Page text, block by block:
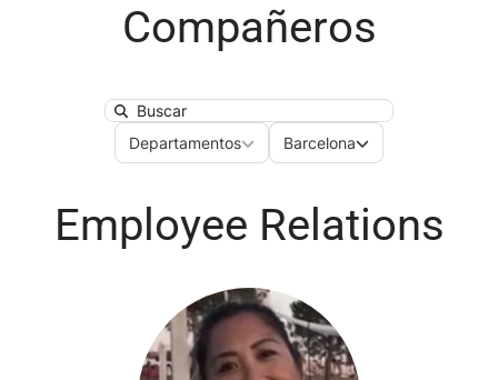
Compañeros
Search
Departamentos
Departamentos Ubicaciones
Barcelona
Employee Relations